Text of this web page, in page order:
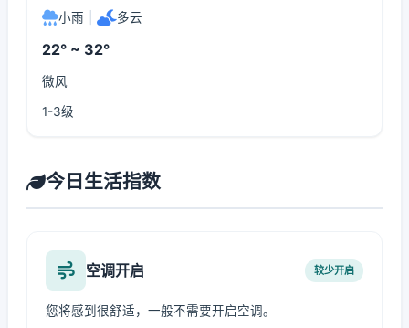
小雨 多云
22° ~ 32°
微风
1-3级
今日生活指数
空调开启 较少开启
您将感到很舒适，一般不需要开启空调。